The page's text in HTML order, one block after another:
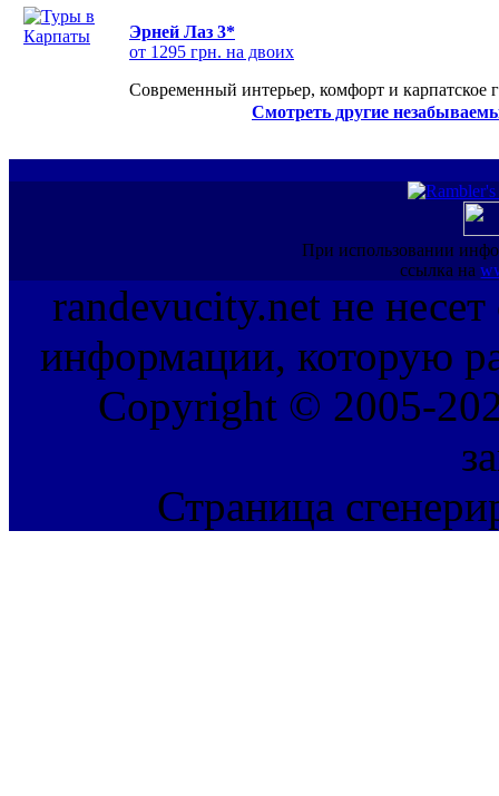
Эрней Лаз 3*
от 1295 грн. на двоих
Современный интерьер, комфорт и карпатское
Смотреть другие
При использовании
ссылка на
randevucity.net не несет
информации, которую
Copyright © 2005-
Страница